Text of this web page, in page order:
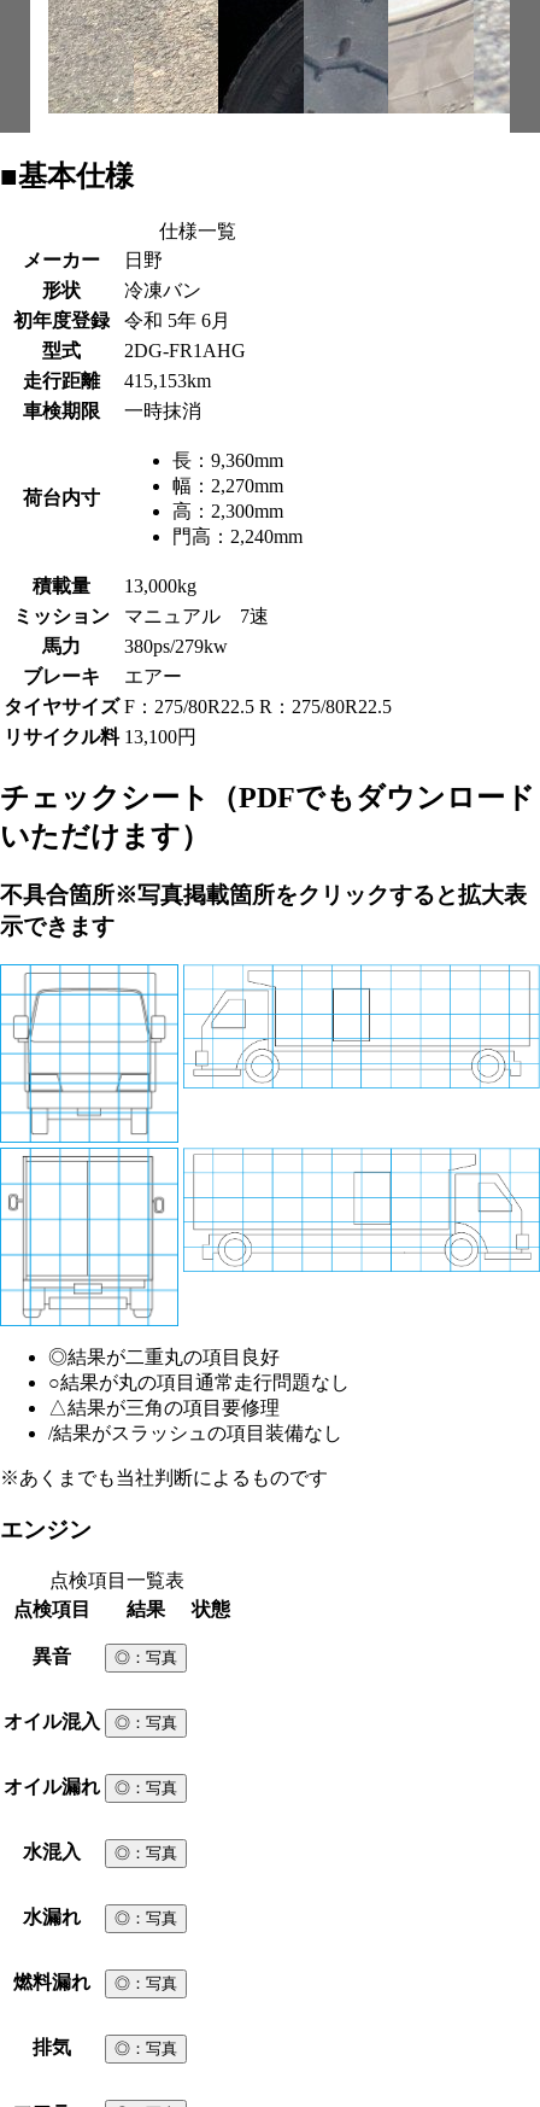
■基本仕様
仕様一覧
メーカー
日野
形状
冷凍バン
初年度登録
令和 5年 6月
型式
2DG-FR1AHG
走行距離
415,153km
車検期限
一時抹消
荷台内寸
長： 9,360mm
幅： 2,270mm
高： 2,300mm
門高： 2,240mm
積載量
13,000kg
ミッション
マニュアル 7速
馬力
380ps/279kw
ブレーキ
エアー
タイヤサイズ F：275/80R22.5 R：275/80R22.5
リサイクル料 13,100円
チェックシート
（PDFでもダウンロード
いただけます）
不具合箇所※写真掲載箇所をクリックすると拡大表
示できます
◎結果が二重丸の項目 良好
○結果が丸の項目 通常走行問題なし
△結果が三角の項目 要修理
/結果がスラッシュの項目 装備なし
※あくまでも当社判断によるものです
エンジン
点検項目一覧表
点検項目
結果 状態
異音 ◎ ：写真
オイル混入 ◎ ：写真
オイル漏れ ◎ ：写真
水混入 ◎ ：写真
水漏れ ◎ ：写真
燃料漏れ ◎ ：写真
排気 ◎ ：写真